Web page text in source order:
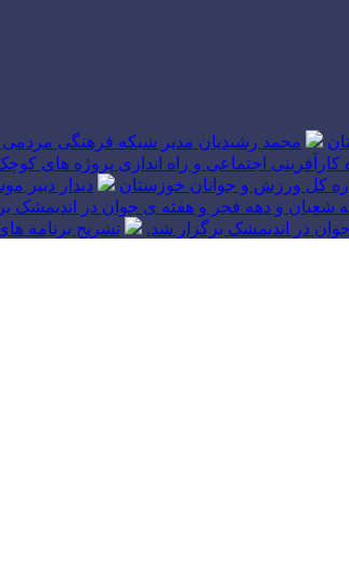
محمد رشیدیان مدیر شبکه فرهنگی
کارآفرینی اجتماعی و راه اندازی پروژه
کل ورزش و جوانان خوزستان
دیدار دبیر
شعبان و دهه فجر و هفته ی جوان در اندیمشک
در اندیمشک برگزار شد.
تشریح برنامه